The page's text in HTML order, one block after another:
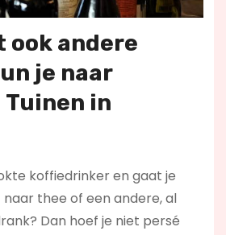
ook andere
je naar
in
koffiedrinker en gaat je
thee of een andere, al
Dan hoef je niet persé